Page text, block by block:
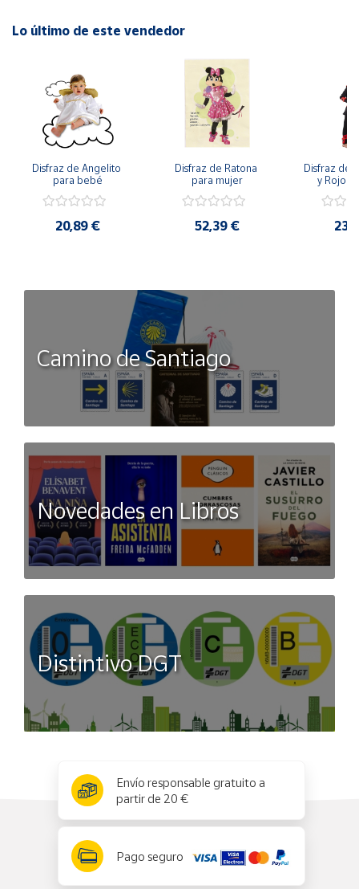
Lo último de este vendedor
Disfraz de Angelito
para bebé
20,89 €
Disfraz de Ratona
para mujer
52,39 €
Disfraz de
y Rojo
Camino de Santiago
Novedades en Libros
Distintivo DGT
Envío responsable gratuito a
partir de 20 €
Pago seguro